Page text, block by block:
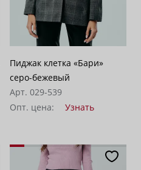
Пиджак клетка «Бари»
серо-бежевый
Арт. 029-539
Опт. цена:
Узнать